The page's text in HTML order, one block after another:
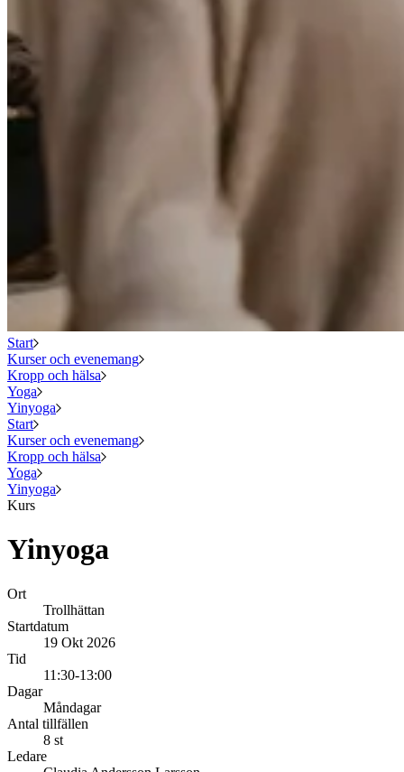
Start
Kurser och evenemang
Kropp och hälsa
Yoga
Yinyoga
Start
Kurser och evenemang
Kropp och hälsa
Yoga
Yinyoga
Kurs
Yinyoga
Ort
Trollhättan
Startdatum
19 Okt 2026
Tid
11:30-13:00
Dagar
Måndagar
Antal tillfällen
8 st
Ledare